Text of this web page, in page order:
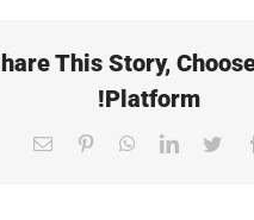
This Story,
Platform!
Facebook
Twitter
LinkedIn
WhatsApp
Pinterest
Email